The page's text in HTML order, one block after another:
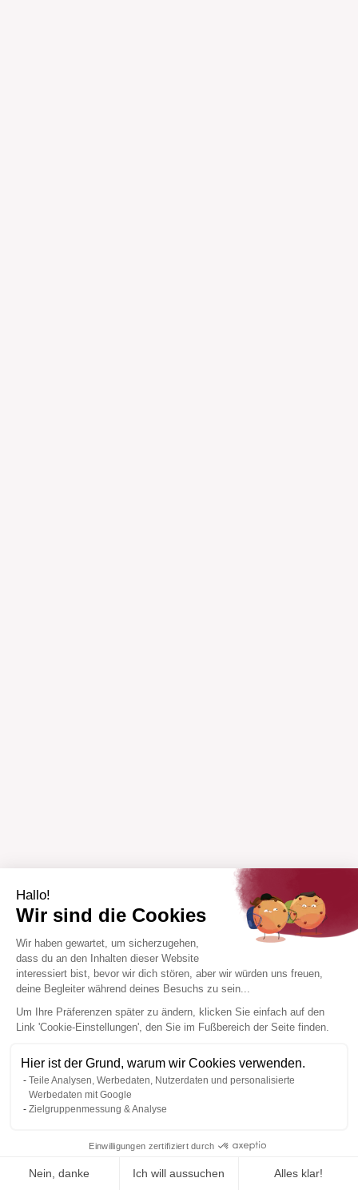
Hallo!
Wir sind die Cookies
Wir haben gewartet, um sicherzugehen,
dass du an den Inhalten dieser Website
interessiert bist, bevor wir dich stören, aber wir würden uns freuen,
deine Begleiter während deines Besuchs zu sein...
Um Ihre Präferenzen später zu ändern, klicken Sie einfach auf den
Link 'Cookie-Einstellungen', den Sie im Fußbereich der Seite finden.
Hier ist der Grund, warum wir Cookies verwenden.
Teile Analysen, Werbedaten, Nutzerdaten und personalisierte
Werbedaten mit Google
Zielgruppenmessung & Analyse
Einwilligungen zertifiziert durch
Nein, danke Ich will aussuchen Alles klar!
Zur Wishlist